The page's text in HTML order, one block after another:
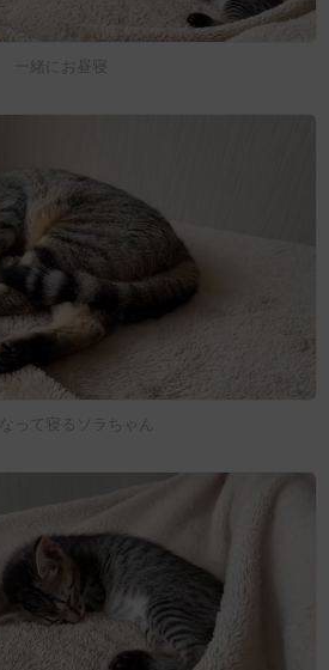
一緒にお昼寝
なって寝るソラちゃん